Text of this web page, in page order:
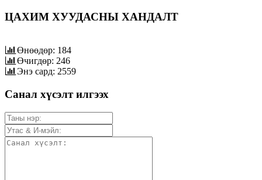
ЦАХИМ ХУУДАСНЫ ХАНДАЛТ
Өнөөдөр: 184
Өчигдөр: 246
Энэ сард: 2559
Санал хүсэлт илгээх